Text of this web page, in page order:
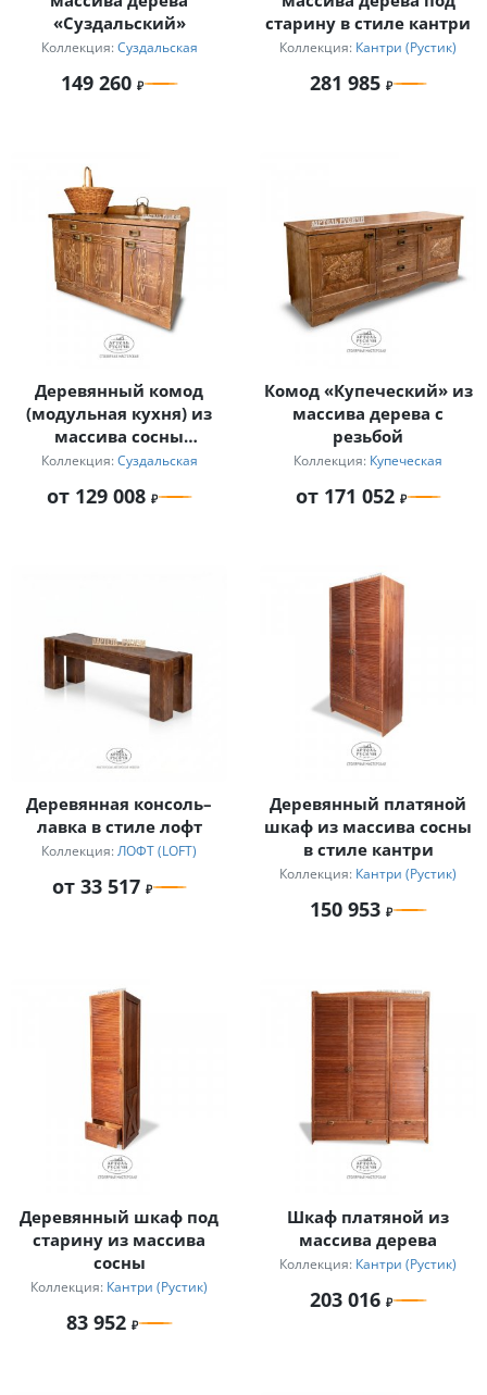
«Суздальский»
Коллекция: Суздальская
149 260
старину в стиле кантри
Коллекция: Кантри (Рустик)
281 985
Деревянный комод
(модульная кухня) из
массива сосны
«Суздальский»
Коллекция: Суздальская
от 129 008
Комод «Купеческий» из
массива дерева с
резьбой
Коллекция: Купеческая
от 171 052
Деревянная консоль–
лавка в стиле лофт
Коллекция: ЛОФТ (LOFT)
от 33 517
Деревянный платяной
шкаф из массива сосны
в стиле кантри
Коллекция: Кантри (Рустик)
150 953
Деревянный шкаф под
старину из массива
сосны
Коллекция: Кантри (Рустик)
83 952
Шкаф платяной из
массива дерева
Коллекция: Кантри (Рустик)
203 016